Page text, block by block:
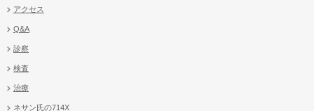
アクセス
Q&A
診察
検査
治療
ネサン氏の714X